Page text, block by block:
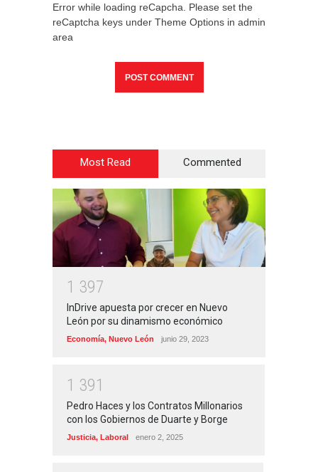
Error while loading reCapcha. Please set the
reCaptcha keys under Theme Options in admin
area
Most Read Commented
1 397
InDrive apuesta por crecer en Nuevo
León por su dinamismo económico
Economía, Nuevo León junio 29, 2023
1 391
Pedro Haces y los Contratos Millonarios
con los Gobiernos de Duarte y Borge
Justicia, Laboral enero 2, 2025